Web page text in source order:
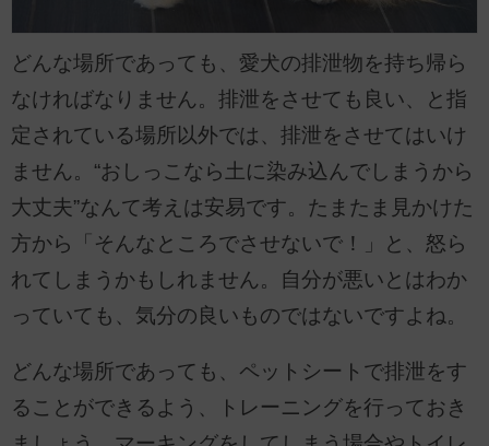
どんな場所であっても、愛犬の排泄物を持ち帰ら
なければなりません。排泄をさせても良い、と指
定されている場所以外では、排泄をさせてはいけ
ません。“おしっこなら土に染み込んでしまうから
大丈夫”なんて考えは安易です。たまたま見かけた
方から「そんなところでさせないで！」と、怒ら
れてしまうかもしれません。自分が悪いとはわか
っていても、気分の良いものではないですよね。
どんな場所であっても、ペットシートで排泄をす
ることができるよう、トレーニングを行っておき